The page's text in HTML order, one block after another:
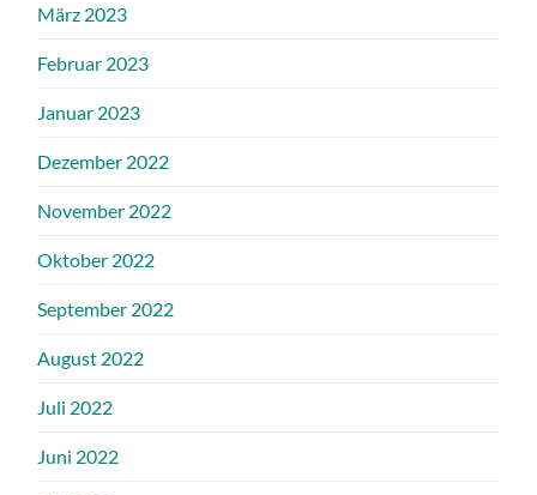
März 2023
Februar 2023
Januar 2023
Dezember 2022
November 2022
Oktober 2022
September 2022
August 2022
Juli 2022
Juni 2022